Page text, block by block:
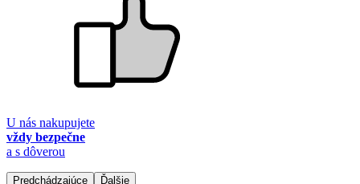
U nás nakupujete
vždy bezpečne
a s dôverou
Predchádzajúce Ďalšie